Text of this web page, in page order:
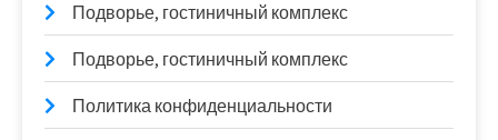
Подворье, гостиничный комплекс
Подворье, гостиничный комплекс
Политика конфиденциальности